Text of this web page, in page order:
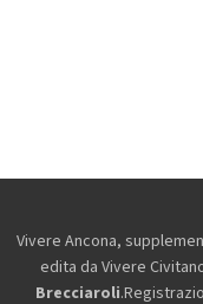
Vivere Ancona,
edita da Vivere
Brecciaroli